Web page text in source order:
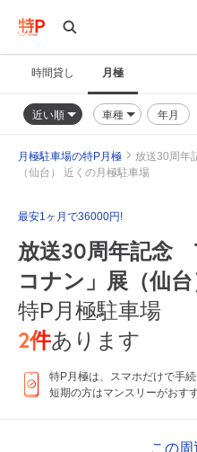
時間貸し 月極
近い順 車種 年月
月極駐車場の特P月極
放送30周年
（仙台） 近くの月極駐車場
最安1ヶ月で36000円!
放送30周年記念
コナン」展（仙台
特P月極駐車場
2件あります
特P月極は、スマホだけで手
短期の方はマンスリーがおす
この